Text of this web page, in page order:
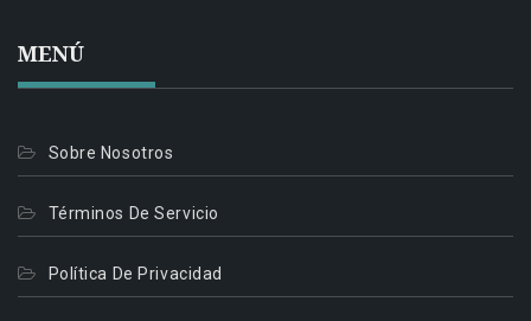
MENÚ
Sobre Nosotros
Términos De Servicio
Política De Privacidad